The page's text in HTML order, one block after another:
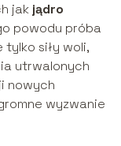
jak jądro
powodu próba
siły woli,
utrwalonych
nowych
wyzwanie